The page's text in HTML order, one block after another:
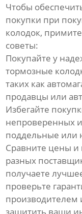
Чтобы
покупки при
колодок,
советы:
Покупайте у
тормозные
таких как
продавцы или
Избегайте
непроверенных
поддельные или
Сравните цены и
разных
получаете
проверьте
производителем
защитить ваши